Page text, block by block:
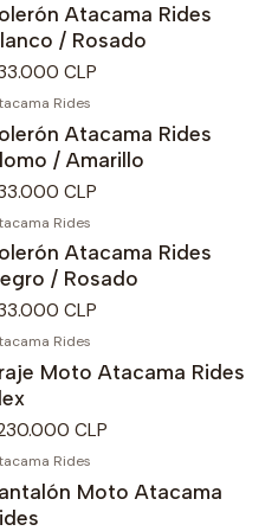
Atacama Rides
/ Rosado
CLP
Rides
Atacama Rides
/ Amarillo
CLP
Rides
Atacama Rides
/ Rosado
CLP
Rides
Moto Atacama Rides
CLP
Rides
Moto Atacama